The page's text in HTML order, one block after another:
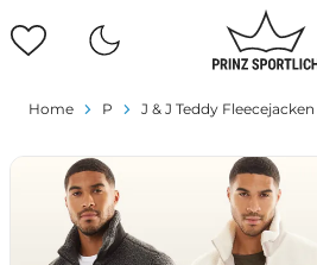
Home P J & J Teddy Fleecejacken